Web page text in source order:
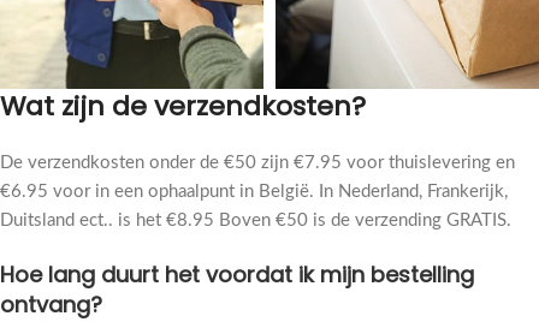
Wat zijn de verzendkosten?
De verzendkosten onder de €50 zijn €7.95 voor thuislevering en
€6.95 voor in een ophaalpunt in België. In Nederland, Frankerijk,
Duitsland ect.. is het €8.95 Boven €50 is de verzending GRATIS.
Hoe lang duurt het voordat ik mijn bestelling
ontvang?